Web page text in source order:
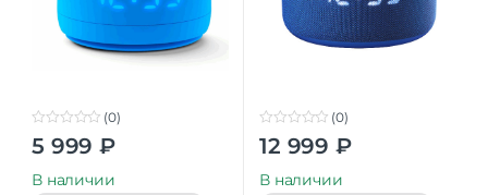
0
o
t
o
(0)
5 999 ₽
В наличии
0
t
o
(0)
12 999 ₽
В наличии